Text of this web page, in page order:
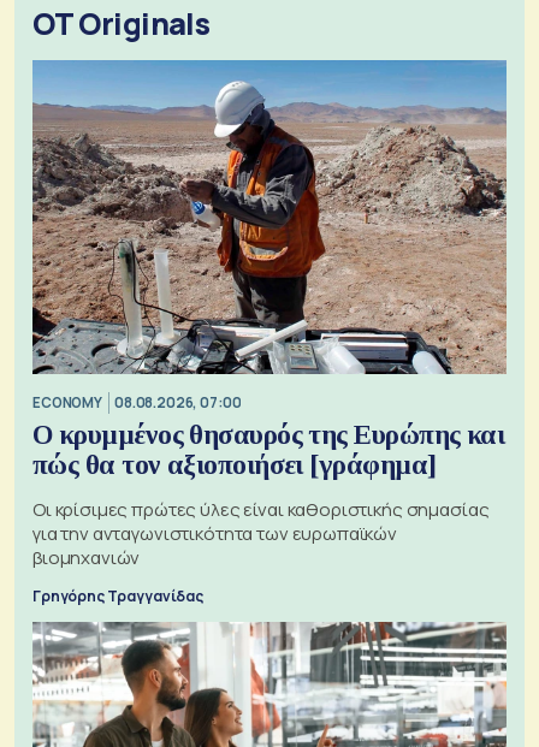
OT Originals
ECONOMY 08.08.2026, 07:00
Ο κρυμμένος θησαυρός της Ευρώπης και
πώς θα τον αξιοποιήσει [γράφημα]
Οι κρίσιμες πρώτες ύλες είναι καθοριστικής σημασίας
για την ανταγωνιστικότητα των ευρωπαϊκών
βιομηχανιών
Γρηγόρης Τραγγανίδας